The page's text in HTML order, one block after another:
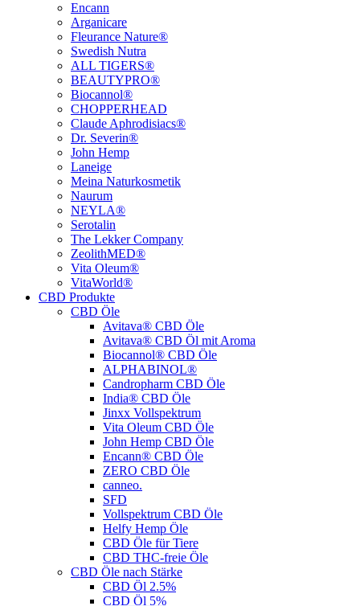
Encann
Arganicare
Fleurance Nature®
Swedish Nutra
ALL TIGERS®
BEAUTYPRO®
Biocannol®
CHOPPERHEAD
Claude Aphrodisiacs®
Dr. Severin®
John Hemp
Laneige
Meina Naturkosmetik
Naurum
NEYLA®
Serotalin
The Lekker Company
ZeolithMED®
Vita Oleum®
VitaWorld®
CBD Produkte
CBD Öle
Avitava® CBD Öle
Avitava® CBD Öl mit Aroma
Biocannol® CBD Öle
ALPHABINOL®
Candropharm CBD Öle
India® CBD Öle
Jinxx Vollspektrum
Vita Oleum CBD Öle
John Hemp CBD Öle
Encann® CBD Öle
ZERO CBD Öle
canneo.
SFD
Vollspektrum CBD Öle
Helfy Hemp Öle
CBD Öle für Tiere
CBD THC-freie Öle
CBD Öle nach Stärke
CBD Öl 2.5%
CBD Öl 5%